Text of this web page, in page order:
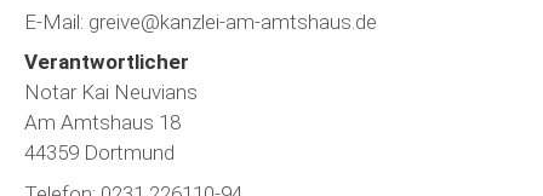
E-Mail: greive@kanzlei-am-amtshaus.de
Verantwortlicher
Notar Kai Neuvians
Am Amtshaus 18
44359 Dortmund